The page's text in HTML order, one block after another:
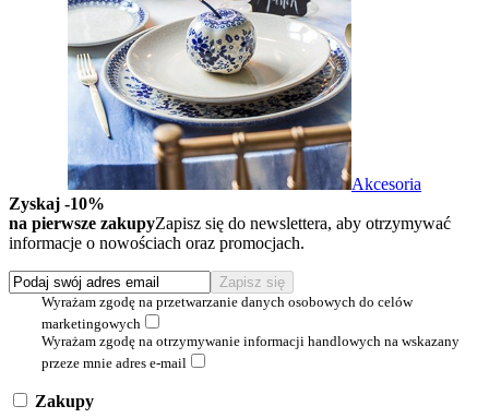
Akcesoria
Zyskaj -10%
na pierwsze zakupyZapisz się do newslettera, aby otrzymywać
informacje o nowościach oraz promocjach.
Wyrażam zgodę na przetwarzanie danych osobowych do celów
marketingowych
Wyrażam zgodę na otrzymywanie informacji handlowych na wskazany
przeze mnie adres e-mail
Zakupy